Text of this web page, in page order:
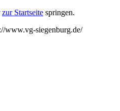
zur Startseite springen.
www.vg-siegenburg.de/